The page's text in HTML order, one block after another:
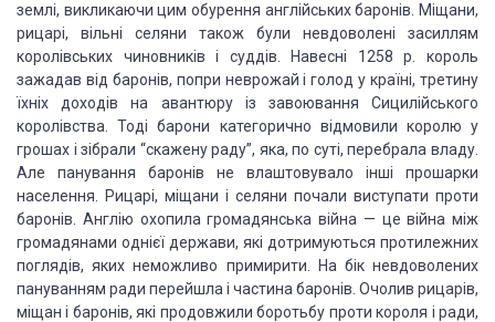
землі, викликаючи цим обурення англійських баронів. Міщани,
рицарі, вільні селяни також були невдоволені засиллям
королівських чиновників і суддів. Навесні 1258 р. король
зажадав від баронів, попри неврожай і голод у країні, третину
їхніх доходів на авантюру із завоювання Сицилійського
королівства. Тоді барони категорично відмовили королю у
грошах і зібрали “скажену раду”, яка, по суті, перебрала владу.
Але панування баронів не влаштовувало інші прошарки
населення. Рицарі, міщани і селяни почали виступати проти
баронів. Англію охопила громадянська війна — це війна між
громадянами однієї держави, які дотримуються протилежних
поглядів, яких неможливо примирити. На бік невдоволених
пануванням ради перейшла і частина баронів. Очолив рицарів,
міщан і баронів, які продовжили боротьбу проти короля і ради,